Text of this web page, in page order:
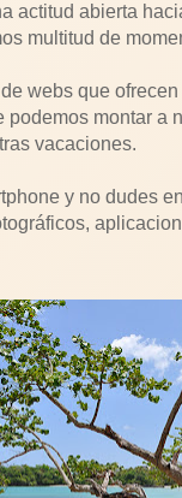
actitud abierta
multitud de
webs que
montar a
vacaciones.
y no dudes